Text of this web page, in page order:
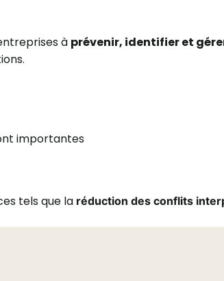
à prévenir, identifier et
importantes
tels que la réduction des conflits